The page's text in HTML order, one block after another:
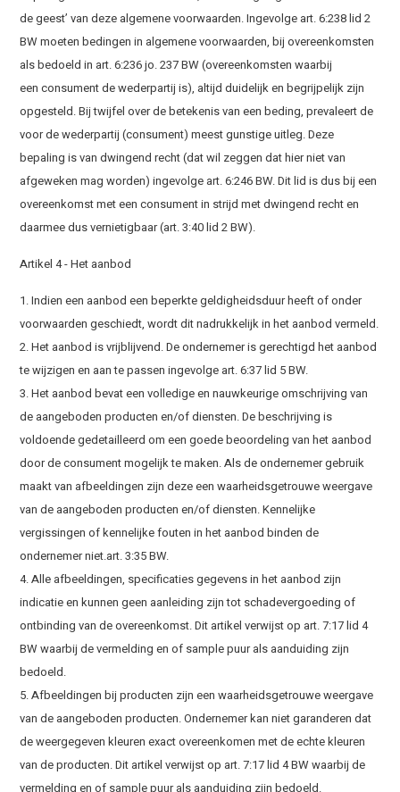
de geest’ van deze algemene voorwaarden. Ingevolge art. 6:238 lid 2
BW moeten bedingen in algemene voorwaarden, bij overeenkomsten
als bedoeld in art. 6:236 jo. 237 BW (overeenkomsten waarbij
een consument de wederpartij is), altijd duidelijk en begrijpelijk zijn
opgesteld. Bij twijfel over de betekenis van een beding, prevaleert de
voor de wederpartij (consument) meest gunstige uitleg. Deze
bepaling is van dwingend recht (dat wil zeggen dat hier niet van
afgeweken mag worden) ingevolge art. 6:246 BW. Dit lid is dus bij een
overeenkomst met een consument in strijd met dwingend recht en
daarmee dus vernietigbaar (art. 3:40 lid 2 BW).
Artikel 4 - Het aanbod
1. Indien een aanbod een beperkte geldigheidsduur heeft of onder
voorwaarden geschiedt, wordt dit nadrukkelijk in het aanbod vermeld.
2. Het aanbod is vrijblijvend. De ondernemer is gerechtigd het aanbod
te wijzigen en aan te passen ingevolge art. 6:37 lid 5 BW.
3. Het aanbod bevat een volledige en nauwkeurige omschrijving van
de aangeboden producten en/of diensten. De beschrijving is
voldoende gedetailleerd om een goede beoordeling van het aanbod
door de consument mogelijk te maken. Als de ondernemer gebruik
maakt van afbeeldingen zijn deze een waarheidsgetrouwe weergave
van de aangeboden producten en/of diensten. Kennelijke
vergissingen of kennelijke fouten in het aanbod binden de
ondernemer niet.art. 3:35 BW.
4. Alle afbeeldingen, specificaties gegevens in het aanbod zijn
indicatie en kunnen geen aanleiding zijn tot schadevergoeding of
ontbinding van de overeenkomst. Dit artikel verwijst op art. 7:17 lid 4
BW waarbij de vermelding en of sample puur als aanduiding zijn
bedoeld.
5. Afbeeldingen bij producten zijn een waarheidsgetrouwe weergave
van de aangeboden producten. Ondernemer kan niet garanderen dat
de weergegeven kleuren exact overeenkomen met de echte kleuren
van de producten. Dit artikel verwijst op art. 7:17 lid 4 BW waarbij de
vermelding en of sample puur als aanduiding zijn bedoeld.